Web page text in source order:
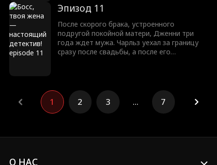
подставляют, Чарльз встает на ее защиту,
но новые козни и тайны мешают им быть
вместе.
Эпизод 11
После скорого брака, устроенного
подругой покойной матери, Дженни три
года ждет мужа. Чарльз уехал за границу
сразу после свадьбы, а после его
но новые козни и тайны мешают им быть
вместе.
1 2 3 ... 7
О НАС